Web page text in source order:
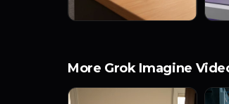
More Grok Imagine